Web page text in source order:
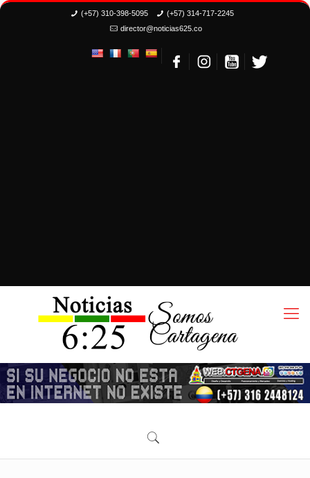
(+57) 310-398-5095
(+57) 314-717-2245
director@noticias625.co